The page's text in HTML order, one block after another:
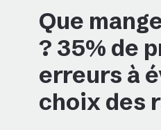
Chats
NAC
Maison
Que
? 35% de
erreurs à
choix des